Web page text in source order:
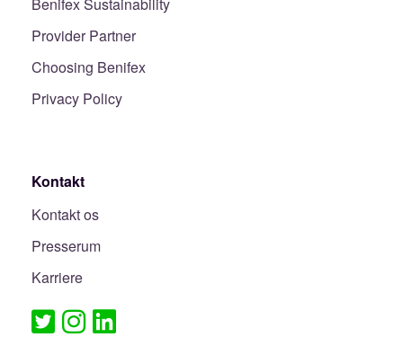
Benifex Sustainability
Provider Partner
Choosing Benifex
Privacy Policy
Kontakt
Kontakt os
Presserum
Karriere